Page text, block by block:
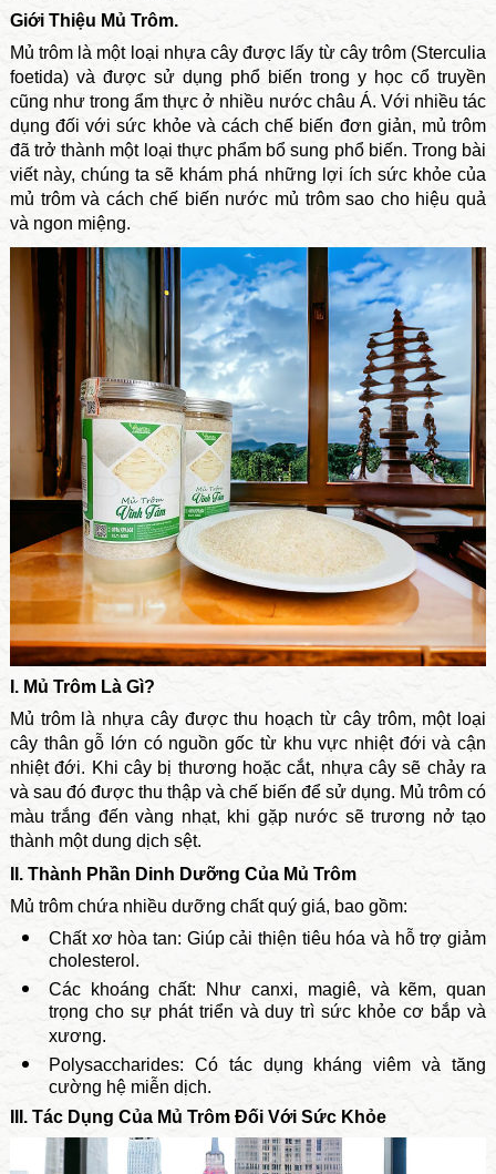
Giới Thiệu Mủ Trôm.
Mủ trôm là một loại nhựa cây được lấy từ cây trôm (Sterculia
foetida) và được sử dụng phổ biến trong y học cổ truyền
cũng như trong ẩm thực ở nhiều nước châu Á. Với nhiều tác
dụng đối với sức khỏe và cách chế biến đơn giản, mủ trôm
đã trở thành một loại thực phẩm bổ sung phổ biến. Trong bài
viết này, chúng ta sẽ khám phá những lợi ích sức khỏe của
mủ trôm và cách chế biến nước mủ trôm sao cho hiệu quả
và ngon miệng.
I. Mủ Trôm Là Gì?
Mủ trôm là nhựa cây được thu hoạch từ cây trôm, một loại
cây thân gỗ lớn có nguồn gốc từ khu vực nhiệt đới và cận
nhiệt đới. Khi cây bị thương hoặc cắt, nhựa cây sẽ chảy ra
và sau đó được thu thập và chế biến để sử dụng. Mủ trôm có
màu trắng đến vàng nhạt, khi gặp nước sẽ trương nở tạo
thành một dung dịch sệt.
II. Thành Phần Dinh Dưỡng Của Mủ Trôm
Mủ trôm chứa nhiều dưỡng chất quý giá, bao gồm:
Chất xơ hòa tan: Giúp cải thiện tiêu hóa và hỗ trợ giảm
cholesterol.
Các khoáng chất: Như canxi, magiê, và kẽm, quan
trọng cho sự phát triển và duy trì sức khỏe cơ bắp và
xương.
Polysaccharides: Có tác dụng kháng viêm và tăng
cường hệ miễn dịch.
III. Tác Dụng Của Mủ Trôm Đối Với Sức Khỏe